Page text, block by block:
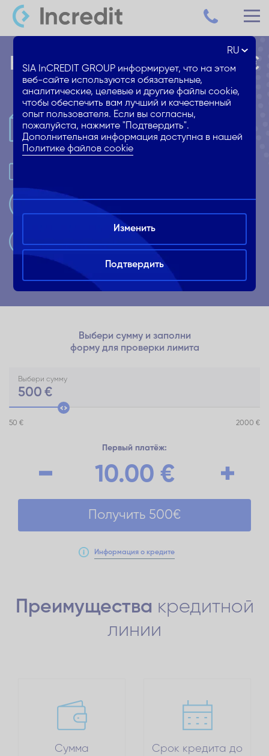
Кредитная линия до 2000 €
Заключи договор бесплатно и
всего 1 раз
Используй присвоенный лимит до
Плати когда удобно
Плати только за использованную
сумму
Выбери сумму и заполни
форму для проверки лимита
Выбери сумму
500 €
50 € 2000 €
Первый платёж:
10.00 €
Получить 500€
Информация о кредите
Преимущества кредитной
линии
Сумма
Срок кредита до
RU
SIA InCREDIT GROUP информирует, что на этом
веб-сайте используются обязательные,
аналитические, целевые и другие файлы cookie,
чтобы обеспечить вам лучший и качественный
опыт пользователя. Если вы согласны,
пожалуйста, нажмите "Подтвердить".
Дополнительная информация доступна в нашей
Политике файлов cookie
Изменить
Подтвердить